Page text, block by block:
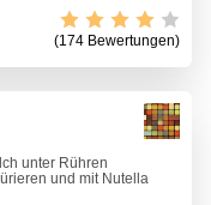
(174 Bewertungen)
unter Rühren
und mit Nutella